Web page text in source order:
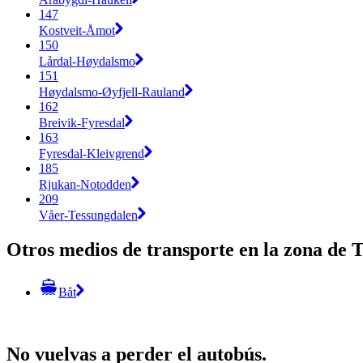
147
Kostveit-Åmot
150
Lårdal-Høydalsmo
151
Høydalsmo-Øyfjell-Rauland
162
Breivik-Fyresdal
163
Fyresdal-Kleivgrend
185
Rjukan-Notodden
209
Våer-Tessungdalen
Otros medios de transporte en la zona de
Båt
No vuelvas a perder el autobús.